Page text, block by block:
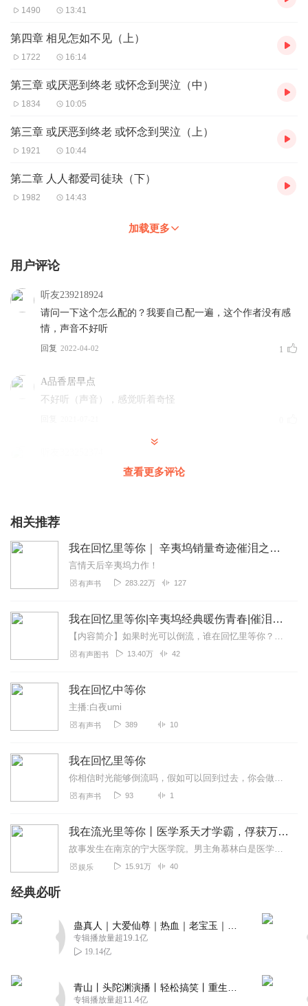
1490 13:41
第四章 相见怎如不见（上）
1722 16:14
第三章 或厌恶到终老 或怀念到哭泣（中）
1834 10:05
第三章 或厌恶到终老 或怀念到哭泣（上）
1921 10:44
第二章 人人都爱司徒玦（下）
1982 14:43
加载更多
用户评论
听友239218924
请问一下这个怎么配的？我要自己配一遍，这个作者没有感
情，声音不好听
回复 2022-04-02 1
A品香居早点
不好听（声音），感觉听着奇怪
平翘舌不分，感觉体验感不那么好
查看更多评论
相关推荐
我在回忆里等你｜ 辛夷坞销量奇迹催泪之作｜现言虐恋 青春治愈
言情天后辛夷坞力作！
有声书 283.22万 127
我在回忆里等你|辛夷坞经典暖伤青春|催泪虐心|AI电子书
【内容简介】如果时光可以倒流，谁在回忆里等你？他有穷困的童年，没有为爱痴狂的勇气；她有最灿烂的笑容，没有对残酷现实的感同身受；所以他和她，有最伤感的幸福，只期待...
有声图书 13.40万 42
我在回忆中等你
主播:白夜umi
有声书 389 10
我在回忆里等你
你相信时光能够倒流吗，假如可以回到过去，你会做什么？她说：“我要去找当年的司徒玦，对她说：一定一定不要爱上姚起云。如果还有人遇到当年的姚起云，请你带我告诉他：...
有声书 93 1
我在流光里等你丨医学系天才学霸，俘获万千少女心的虐恋小说
故事发生在南京的宁大医学院。男主角慕林白是医学院里有名的少年学霸，也是深藏不露的富二代，他不想与大哥一样继承家里的产业只想通过自己的努力学习医术成为优秀的医生。...
娱乐 15.91万 40
经典必听
专辑播放量超19.1亿
19.14亿
专辑播放量超11.4亿